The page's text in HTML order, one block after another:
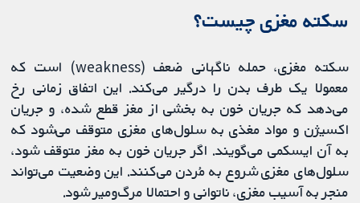
سکته مغزی چیست؟
سکته مغزی، حمله ناگهانی ضعف (weakness) است که
معمولا یک طرف بدن را درگیر می‌کند. این اتفاق زمانی رخ
می‌دهد که جریان خون به بخشی از مغز قطع شده، و جریان
اکسیژن و مواد مغذی به سلول‌های مغزی متوقف می‌شود که
به آن ایسکمی می‌گویند. اگر جریان خون به مغز متوقف شود،
سلول‌های مغزی شروع به مُردن می‌کنند. این وضعیت می‌تواند
منجر به آسیب مغزی، ناتوانی و احتمالا مرگ‌ومیر شود.